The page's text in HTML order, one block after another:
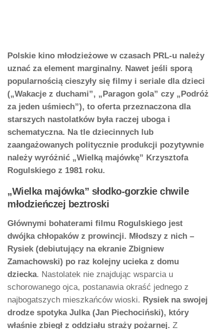
Polskie kino młodzieżowe w czasach PRL-u należy
uznać za element marginalny. Nawet jeśli sporą
popularnością cieszyły się filmy i seriale dla dzieci
(„Wakacje z duchami”, „Paragon gola” czy „Podróż
za jeden uśmiech”), to oferta przeznaczona dla
starszych nastolatków była raczej uboga i
schematyczna. Na tle dziecinnych lub
zaangażowanych politycznie produkcji pozytywnie
należy wyróżnić „Wielką majówkę” Krzysztofa
Rogulskiego z 1981 roku.
„Wielka majówka” słodko-gorzkie chwile
młodzieńczej beztroski
Głównymi bohaterami filmu Rogulskiego jest
dwójka chłopaków z prowincji. Młodszy z nich –
Rysiek (debiutujący na ekranie Zbigniew
Zamachowski) po raz kolejny ucieka z domu
dziecka. Nastolatek nie znajdując wsparcia u
schorowanego ojca, postanawia okraść jednego z
najbogatszych mieszkańców wioski. Rysiek na swojej
drodze spotyka Julka (Jan Piechociński), który
właśnie zbiegł z oddziału straży pożarnej. Z